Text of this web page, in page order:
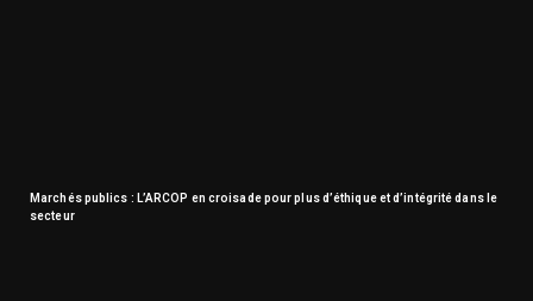
Marchés publics : L’ARCOP en croisade pour plus d’éthique et d’intégrité dans le
secteur